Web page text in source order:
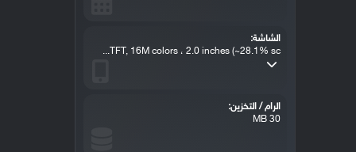
الشاشة:
TFT, 16M colors ، 2.0 inches (~28.1% sc...
الرام / التخزين:
30 MB